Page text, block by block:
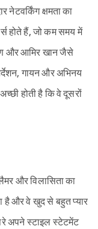
नेटवर्किंग क्षमता का
होते हैं, जो कम समय में
और आमिर खान जैसे
गायन और अभिनय
होती है कि वे दूसरों
और विलासिता का
है और वे खुद से बहुत प्यार
अपने स्टाइल स्टेटमेंट